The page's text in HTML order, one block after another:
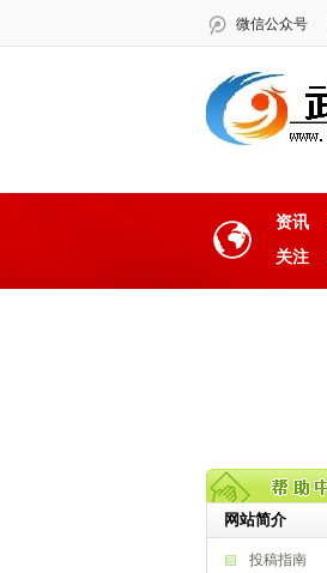
微信公众号
资讯
关注
网站简介
投稿指南